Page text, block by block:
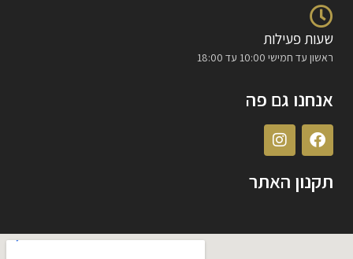
שעות פעילות
ראשון עד חמישי 10:00 עד 18:00
אנחנו גם פה
תקנון האתר